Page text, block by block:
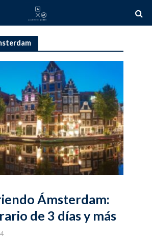
Ámsterdam:
de 3 días y más